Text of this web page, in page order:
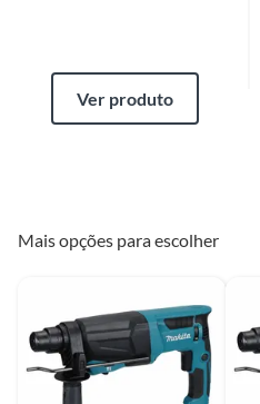
Ver produto
Mais opções para escolher